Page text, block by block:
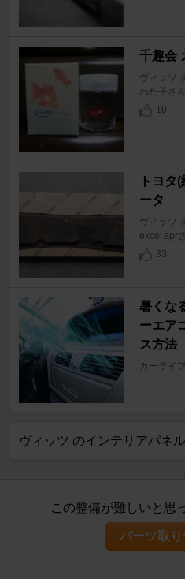
千趣会
ヴィッツ
わた子さん
10
トヨタ
ータ
ヴィッツ
excel.spr
33
暑くな
ーエア
ス方法
カーライフ
ヴィッツ のインテリアパネ
この整備が難しいと思
パーツ取